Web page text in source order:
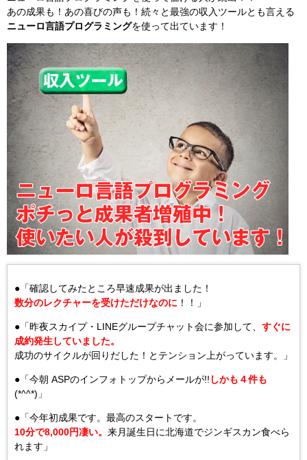
あの成果も！あの喜びの声も！続々と最強の収入ツールとも言える
ニューロ言語プログラミングを使って出ています！
●「確認してみたところ早速成果が出ました！
数分のレクチャーを受けただけなのに ！！」
●「昨夜スカイプ・LINEグループチャット会に参加して、 すぐに
成約発生していました。
成功のサイクルが回りだした！とテンション上がっています。」
●「今朝 ASPのインフォトップからメールが!! しかも４件も
(*^^*)」
●「今年初成果です。最高のスタートです。
10分で8,000円凄い。 来月誕生日に北海道でジンギスカン食べら
れます」